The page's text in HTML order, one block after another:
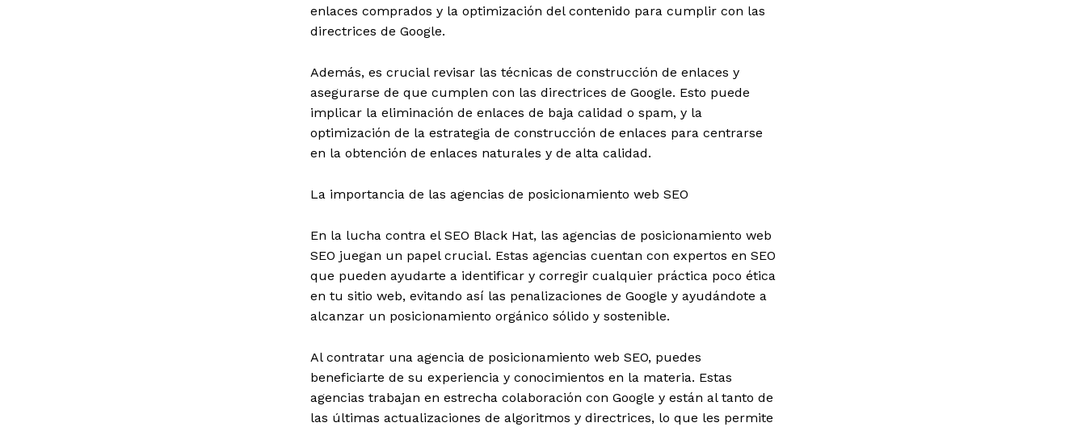
enlaces comprados y la optimización del contenido para cumplir con las
directrices de Google.
Además, es crucial revisar las técnicas de construcción de enlaces y
asegurarse de que cumplen con las directrices de Google. Esto puede
implicar la eliminación de enlaces de baja calidad o spam, y la
optimización de la estrategia de construcción de enlaces para centrarse
en la obtención de enlaces naturales y de alta calidad.
La importancia de las agencias de posicionamiento web SEO
En la lucha contra el SEO Black Hat, las agencias de posicionamiento web
SEO juegan un papel crucial. Estas agencias cuentan con expertos en SEO
que pueden ayudarte a identificar y corregir cualquier práctica poco ética
en tu sitio web, evitando así las penalizaciones de Google y ayudándote a
alcanzar un posicionamiento orgánico sólido y sostenible.
Al contratar una agencia de posicionamiento web SEO, puedes
beneficiarte de su experiencia y conocimientos en la materia. Estas
agencias trabajan en estrecha colaboración con Google y están al tanto de
las últimas actualizaciones de algoritmos y directrices, lo que les permite